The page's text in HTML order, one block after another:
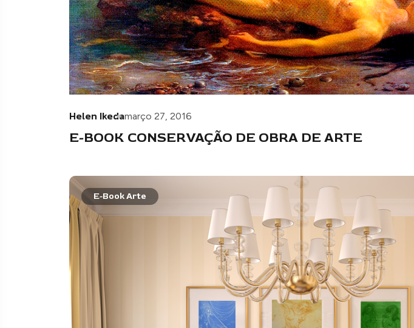
Helen Ikedamarço 27, 2016
E-BOOK CONSERVAÇÃO DE OBRA DE ARTE
E-Book Arte